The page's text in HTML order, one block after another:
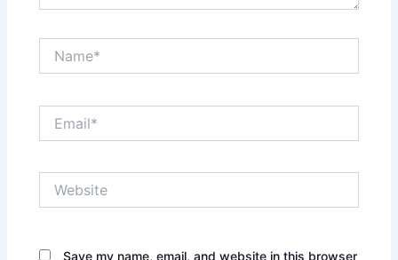
Save my name, email, and website in this browser